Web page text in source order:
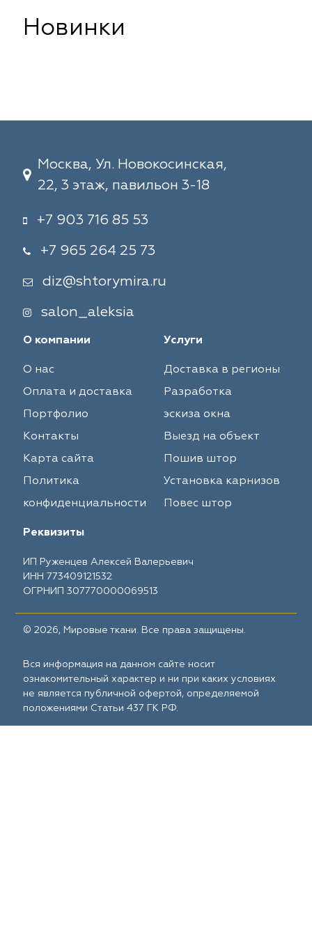
Новинки
Москва, Ул. Новокосинская,
22, 3 этаж, павильон 3-18
+7 903 716 85 53
+7 965 264 25 73
diz@shtorymira.ru
salon_aleksia
О компании
О нас
Оплата и доставка
Портфолио
Контакты
Карта сайта
Политика
конфиденциальности
Услуги
Доставка в регионы
Разработка
эскиза окна
Выезд на объект
Пошив штор
Установка карнизов
Повес штор
Реквизиты
ИП Руженцев Алексей Валерьевич
ИНН 773409121532
ОГРНИП 307770000069513
© 2026, Мировые ткани. Все права защищены.
Вся информация на данном сайте носит
ознакомительный характер и ни при каких условиях
не является публичной офертой, определяемой
положениями Статьи 437 ГК РФ.